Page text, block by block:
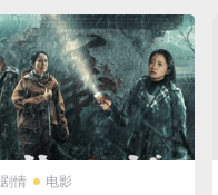
剧情 电影